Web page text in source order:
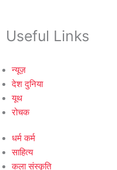
Useful Links
न्यूज़
देश दुनिया
यूथ
रोचक
धर्म कर्म
साहित्य
कला संस्कृति